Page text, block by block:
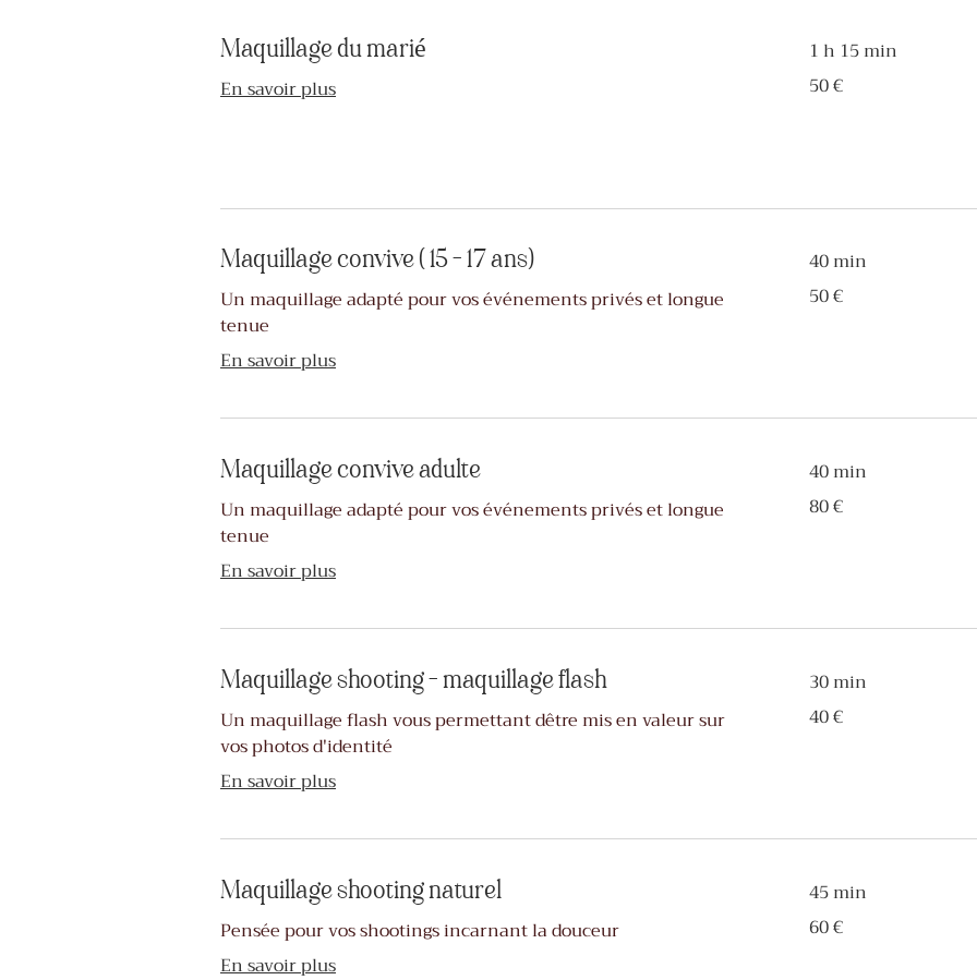
Maquillage du marié
En savoir plus
1 h 15 min
euros
50 €
Maquillage convive ( 15 - 17 ans)
Un maquillage adapté pour vos événements privés et longue
tenue
En savoir plus
40 min
euros
50 €
Maquillage convive adulte
Un maquillage adapté pour vos événements privés et longue
tenue
En savoir plus
40 min
euros
80 €
Maquillage shooting - maquillage flash
Un maquillage flash vous permettant dêtre mis en valeur sur
vos photos d'identité
En savoir plus
30 min
euros
40 €
Maquillage shooting naturel
Pensée pour vos shootings incarnant la douceur
En savoir plus
45 min
euros
60 €